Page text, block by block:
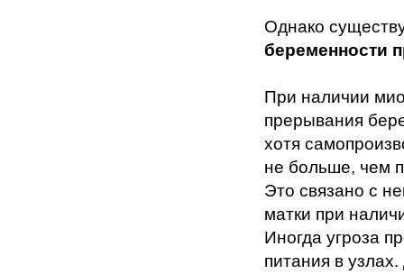
Однако
беременности
При наличии
прерывания
хотя
не больше, чем
Это связано с
матки при
Иногда угроза
питания в